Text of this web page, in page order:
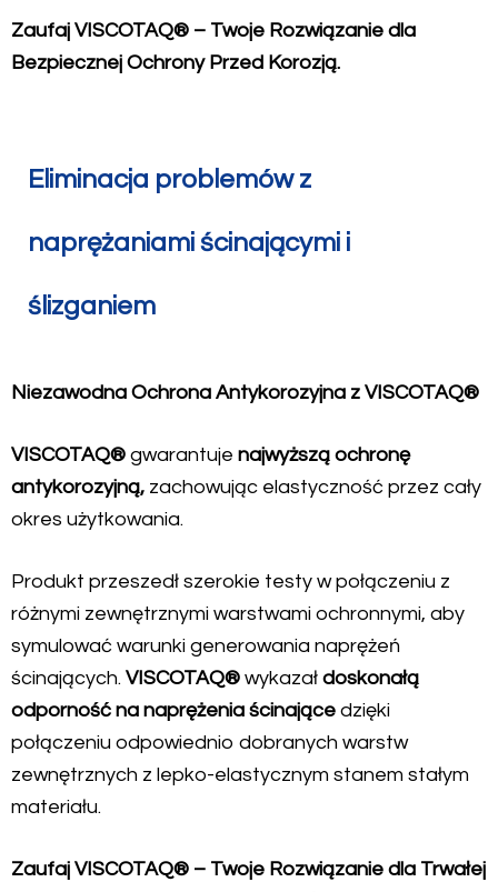
Zaufaj VISCOTAQ® – Twoje Rozwiązanie dla
Bezpiecznej Ochrony Przed Korozją.
Eliminacja problemów z
naprężaniami ścinającymi i
ślizganiem
Niezawodna Ochrona Antykorozyjna z VISCOTAQ®
VISCOTAQ® gwarantuje najwyższą ochronę
antykorozyjną, zachowując elastyczność przez cały
okres użytkowania.
Produkt przeszedł szerokie testy w połączeniu z
różnymi zewnętrznymi warstwami ochronnymi, aby
symulować warunki generowania naprężeń
ścinających. VISCOTAQ® wykazał doskonałą
odporność na naprężenia ścinające dzięki
połączeniu odpowiednio dobranych warstw
zewnętrznych z lepko-elastycznym stanem stałym
materiału.
Zaufaj VISCOTAQ® – Twoje Rozwiązanie dla Trwałej